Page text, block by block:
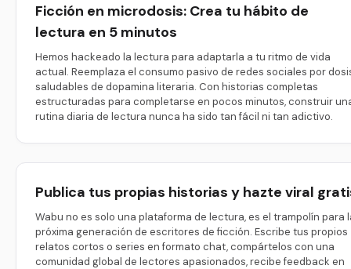
Ficción en microdosis: Crea tu hábito de
lectura en 5 minutos
Hemos hackeado la lectura para adaptarla a tu ritmo de vida
actual. Reemplaza el consumo pasivo de redes sociales por
saludables de dopamina literaria. Con historias completas
estructuradas para completarse en pocos minutos, construir
rutina diaria de lectura nunca ha sido tan fácil ni tan adictivo.
Publica tus propias historias y hazte viral
Wabu no es solo una plataforma de lectura, es el trampolín para
próxima generación de escritores de ficción. Escribe tus propios
relatos cortos o series en formato chat, compártelos con una
comunidad global de lectores apasionados, recibe feedback en